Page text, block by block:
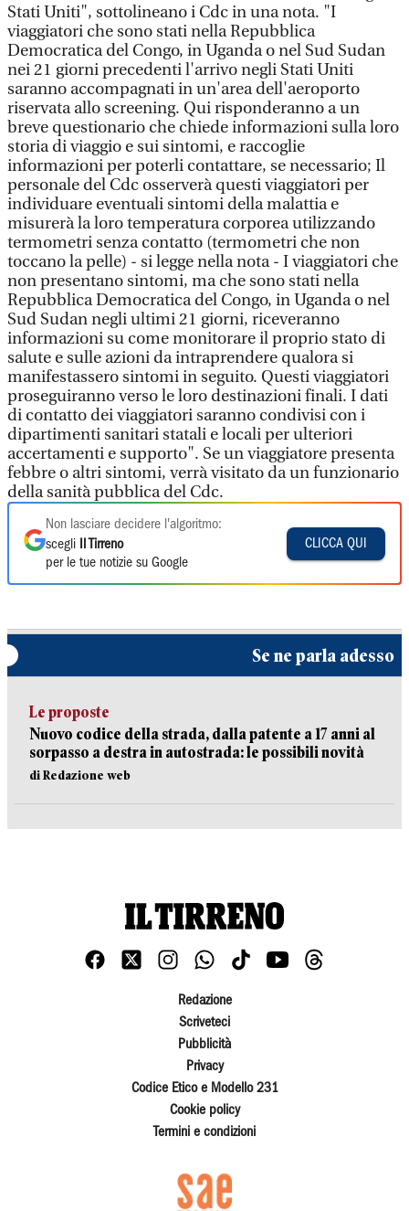
Stati Uniti", sottolineano i Cdc in una nota. "I
viaggiatori che sono stati nella Repubblica
Democratica del Congo, in Uganda o nel Sud Sudan
nei 21 giorni precedenti l'arrivo negli Stati Uniti
saranno accompagnati in un'area dell'aeroporto
riservata allo screening. Qui risponderanno a un
breve questionario che chiede informazioni sulla loro
storia di viaggio e sui sintomi, e raccoglie
informazioni per poterli contattare, se necessario; Il
personale del Cdc osserverà questi viaggiatori per
individuare eventuali sintomi della malattia e
misurerà la loro temperatura corporea utilizzando
termometri senza contatto (termometri che non
toccano la pelle) - si legge nella nota - I viaggiatori che
non presentano sintomi, ma che sono stati nella
Repubblica Democratica del Congo, in Uganda o nel
Sud Sudan negli ultimi 21 giorni, riceveranno
informazioni su come monitorare il proprio stato di
salute e sulle azioni da intraprendere qualora si
manifestassero sintomi in seguito. Questi viaggiatori
proseguiranno verso le loro destinazioni finali. I dati
di contatto dei viaggiatori saranno condivisi con i
dipartimenti sanitari statali e locali per ulteriori
accertamenti e supporto". Se un viaggiatore presenta
febbre o altri sintomi, verrà visitato da un funzionario
della sanità pubblica del Cdc.
Non lasciare decidere l'algoritmo:
scegli
Il Tirreno
per le tue notizie su Google
CLICCA QUI
Se ne parla adesso
Le proposte
Nuovo codice della strada, dalla patente a 17 anni al
sorpasso a destra in autostrada: le possibili novità
di Redazione web
Redazione
Scriveteci
Pubblicità
Privacy
Codice Etico e Modello 231
Cookie policy
Termini e condizioni